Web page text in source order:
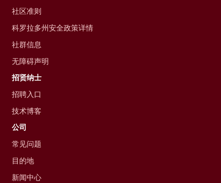
社区准则
科罗拉多州安全政策详情
社群信息
无障碍声明
招贤纳士
招聘入口
技术博客
公司
常见问题
目的地
新闻中心